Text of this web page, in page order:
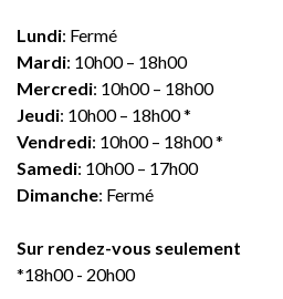
Lundi: Fermé
Mardi: 10h00 – 18h00
Mercredi: 10h00 – 18h00
Jeudi: 10h00 – 18h00 *
Vendredi: 10h00 – 18h00 *
Samedi: 10h00 – 17h00
Dimanche: Fermé
Sur rendez-vous seulement
*18h00 - 20h00